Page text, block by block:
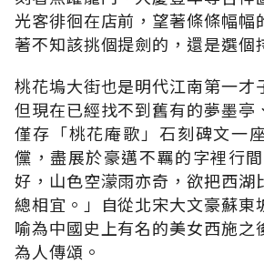
光客徘徊在店前，望著條條幅幅
著不知該挑個提劍的，還是選個
桃花塢大街也是明代江南第一才
但現在已經找不到舊有的夢墨亭
僅存「桃花庵歌」石刻碑文一
儻，盡展於豪邁不羈的字裡行
好，山色空濛雨亦奇，欲把西湖
總相宜。」自從北宋大文豪蘇東
喻為中國史上有名的美女西施之
為人傳頌。